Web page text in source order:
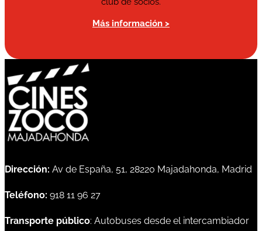
Más información >
Dirección: Av de España, 51, 28220 Majadahonda, Madrid
Teléfono: 918 11 96 27
Transporte público: Autobuses desde el intercambiador